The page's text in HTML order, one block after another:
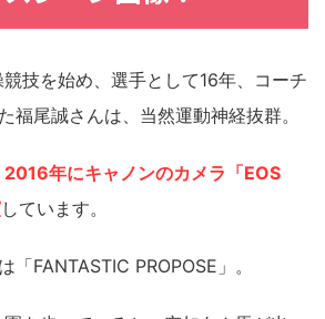
技を始め、選手として16年、コーチ
福尾誠さんは、当然運動神経抜群。
2016年にキャノンのカメラ「EOS
しています。
「FANTASTIC PROPOSE」。